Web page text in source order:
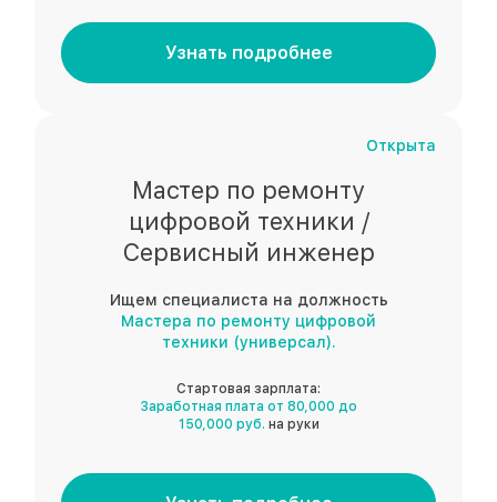
Узнать подробнее
Открыта
Мастер по ремонту
цифровой техники /
Сервисный инженер
Ищем специалиста на должность
Мастера по ремонту цифровой
техники (универсал).
Стартовая зарплата:
Заработная плата от 80,000 до
150,000 руб. на руки